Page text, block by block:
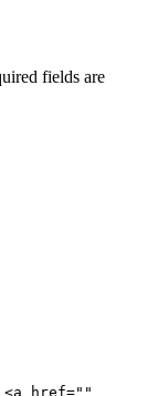
fields are
<a href=""